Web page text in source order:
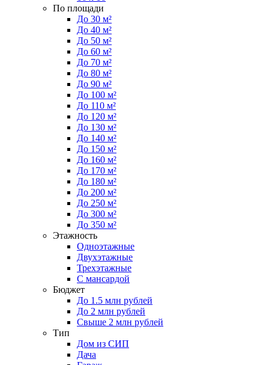
По площади
До 30 м²
До 40 м²
До 50 м²
До 60 м²
До 70 м²
До 80 м²
До 90 м²
До 100 м²
До 110 м²
До 120 м²
До 130 м²
До 140 м²
До 150 м²
До 160 м²
До 170 м²
До 180 м²
До 200 м²
До 250 м²
До 300 м²
До 350 м²
Этажность
Одноэтажные
Двухэтажные
Трехэтажные
С мансардой
Бюджет
До 1.5 млн рублей
До 2 млн рублей
Свыше 2 млн рублей
Тип
Дом из СИП
Дача